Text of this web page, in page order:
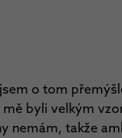
o tom
byli velkým
nemám, takže